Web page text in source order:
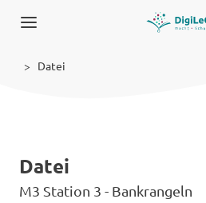
Datei
Datei
M3 Station 3 - Bankrangeln